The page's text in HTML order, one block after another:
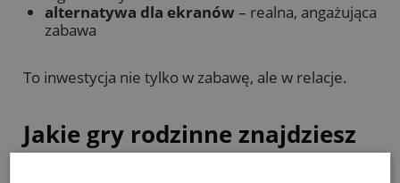
alternatywa dla ekranów– realna, angażująca
zabawa
To inwestycja nie tylko w zabawę, ale w relacje.
Jakie gry rodzinne znajdziesz